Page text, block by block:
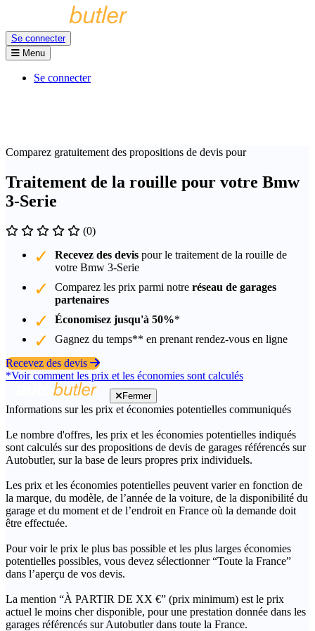
Se connecter
Menu
Se connecter
Comparez gratuitement des propositions de devis pour
Traitement de la rouille pour votre Bmw
3-Serie
(0)
Recevez des devis pour le traitement de la rouille de
votre Bmw 3-Serie
Comparez les prix parmi notre réseau de garages
partenaires
Économisez jusqu'à 50%*
Gagnez du temps** en prenant rendez-vous en ligne
Recevez des devis
*Voir comment les prix et les économies sont calculés
Fermer
Informations sur les prix et économies potentielles communiqués
Le nombre d'offres, les prix et les économies potentielles indiqués
sont calculés sur des propositions de devis de garages référencés sur
Autobutler, sur la base de leurs propres prix individuels.
Les prix et les économies potentielles peuvent varier en fonction de
la marque, du modèle, de l’année de la voiture, de la disponibilité du
garage et du moment et de l’endroit en France où la demande doit
être effectuée.
Pour voir le prix le plus bas possible et les plus larges économies
potentielles possibles, vous devez sélectionner “Toute la France”
dans l’aperçu de vos devis.
La mention “À PARTIR DE XX €” (prix minimum) est le prix
actuel le moins cher disponible, pour une prestation donnée dans les
garages référencés sur Autobutler dans toute la France.